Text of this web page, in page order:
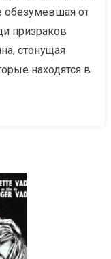
обезумевшая от
призраков
стонущая
находятся в